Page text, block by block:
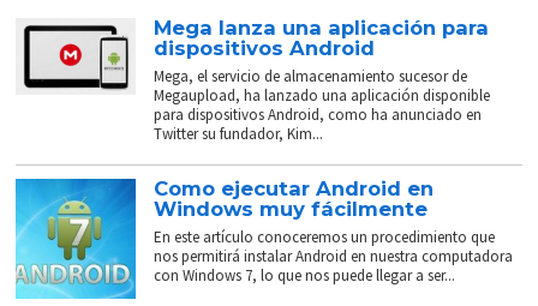
Mega lanza una aplicación para
dispositivos Android
Mega, el servicio de almacenamiento sucesor de
Megaupload, ha lanzado una aplicación disponible
para dispositivos Android, como ha anunciado en
Twitter su fundador, Kim...
Como ejecutar Android en
Windows muy fácilmente
En este artículo conoceremos un procedimiento que
nos permitirá instalar Android en nuestra computadora
con Windows 7, lo que nos puede llegar a ser...